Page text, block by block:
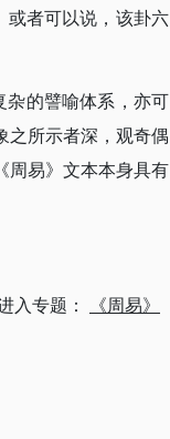
或者可以说，该卦六
杂的譬喻体系，亦可
之所示者深，观奇偶
周易》文本本身具有
入专题： 《周易》